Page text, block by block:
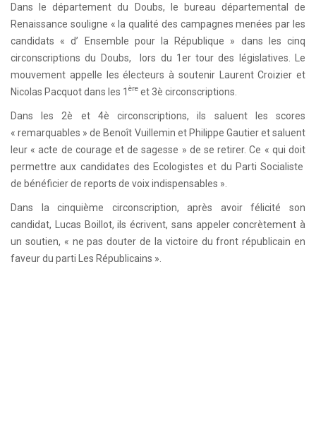
Dans le département du Doubs, le bureau départemental de
Renaissance souligne « la qualité des campagnes menées par les
candidats « d’ Ensemble pour la République » dans les cinq
circonscriptions du Doubs, lors du 1er tour des législatives. Le
mouvement appelle les électeurs à soutenir Laurent Croizier et
Nicolas Pacquot dans les 1 ère et 3è circonscriptions.
Dans les 2è et 4è circonscriptions, ils saluent les scores
« remarquables » de Benoît Vuillemin et Philippe Gautier et saluent
leur « acte de courage et de sagesse » de se retirer. Ce « qui doit
permettre aux candidates des Ecologistes et du Parti Socialiste
de bénéficier de reports de voix indispensables ».
Dans la cinquième circonscription, après avoir félicité son
candidat, Lucas Boillot, ils écrivent, sans appeler concrètement à
un soutien, « ne pas douter de la victoire du front républicain en
faveur du parti Les Républicains ».